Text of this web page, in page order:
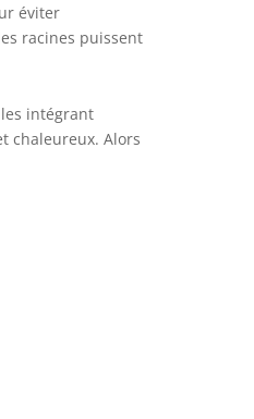
éviter
racines puissent
intégrant
chaleureux. Alors